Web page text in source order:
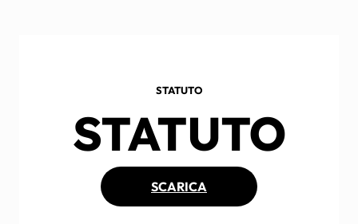
STATUTO
STATUTO
SCARICA